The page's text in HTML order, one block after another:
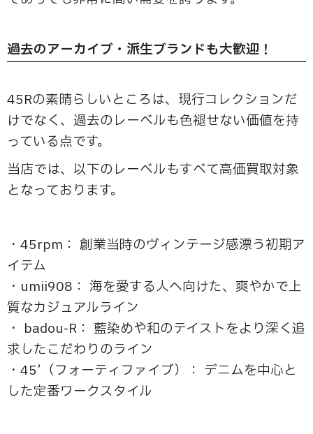
過去のアーカイブ・派生ブランドも大歓迎！
45Rの素晴らしいところは、現行コレクションだ
けでなく、過去のレーベルも色褪せない価値を持
っている点です。
当店では、以下のレーベルもすべて高価買取対象
となっております。
・45rpm： 創業当時のヴィンテージ感漂う初期ア
イテム
・umii908： 海を愛する人へ向けた、爽やかで上
質なカジュアルライン
・ badou-R： 藍染めや和のテイストをより深く追
求したこだわりのライン
・45’（フォーティファイブ）： デニムを中心と
した定番ワークスタイル